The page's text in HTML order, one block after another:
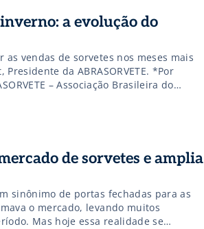
a evolução do
vendas de sorvetes nos meses mais
da ABRASORVETE. *Por
– Associação Brasileira do
A sazonalidade, um desafio histórico
nossas operações. Acredito que o
de sorvetes e amplia
sinônimo de portas fechadas para as
o mercado, levando muitos
Mas hoje essa realidade se